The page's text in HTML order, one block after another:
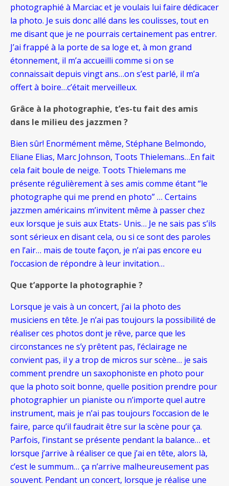
photographié à Marciac et je voulais lui faire dédicacer
la photo. Je suis donc allé dans les coulisses, tout en
me disant que je ne pourrais certainement pas entrer.
J’ai frappé à la porte de sa loge et, à mon grand
étonnement, il m’a accueilli comme si on se
connaissait depuis vingt ans…on s’est parlé, il m’a
offert à boire…c’était merveilleux.
Grâce à la photographie, t’es-tu fait des amis
dans le milieu des jazzmen ?
Bien sûr! Enormément même, Stéphane Belmondo,
Eliane Elias, Marc Johnson, Toots Thielemans…En fait
cela fait boule de neige. Toots Thielemans me
présente régulièrement à ses amis comme étant “le
photographe qui me prend en photo” … Certains
jazzmen américains m’invitent même à passer chez
eux lorsque je suis aux Etats- Unis… Je ne sais pas s’ils
sont sérieux en disant cela, ou si ce sont des paroles
en l’air… mais de toute façon, je n’ai pas encore eu
l’occasion de répondre à leur invitation…
Que t’apporte la photographie ?
Lorsque je vais à un concert, j’ai la photo des
musiciens en tête. Je n’ai pas toujours la possibilité de
réaliser ces photos dont je rêve, parce que les
circonstances ne s’y prêtent pas, l’éclairage ne
convient pas, il y a trop de micros sur scène… je sais
comment prendre un saxophoniste en photo pour
que la photo soit bonne, quelle position prendre pour
photographier un pianiste ou n’importe quel autre
instrument, mais je n’ai pas toujours l’occasion de le
faire, parce qu’il faudrait être sur la scène pour ça.
Parfois, l’instant se présente pendant la balance… et
lorsque j’arrive à réaliser ce que j’ai en tête, alors là,
c’est le summum… ça n’arrive malheureusement pas
souvent. Pendant un concert, lorsque je réalise une